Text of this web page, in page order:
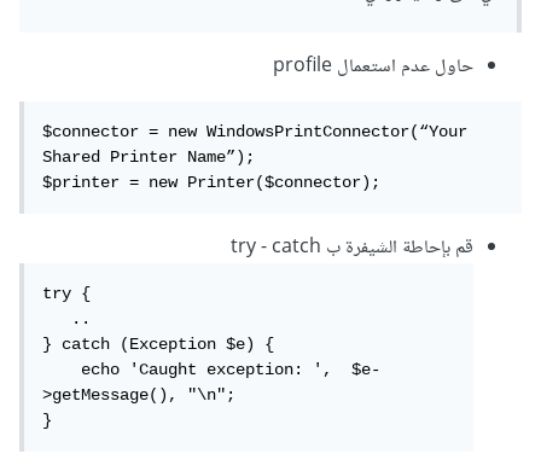
حاول عدم استعمال profile
$connector = new WindowsPrintConnector(“Your
Shared Printer Name”);
$printer = new Printer($connector);
قم بإحاطة الشيفرة ب try - catch
try {
   ..
} catch (Exception $e) {
    echo 'Caught exception: ',  $e-
>getMessage(), "\n";
}